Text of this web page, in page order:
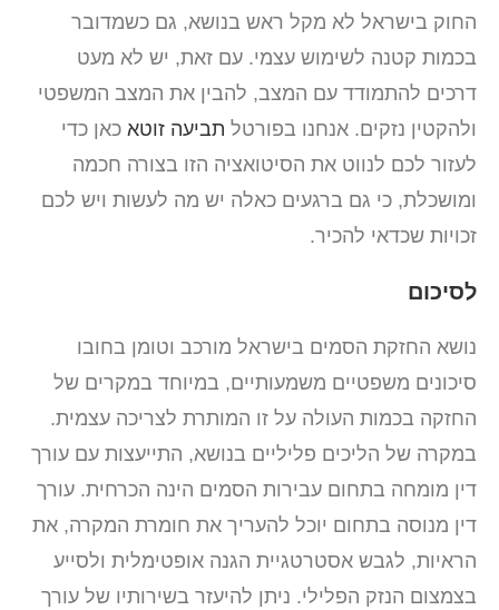
החוק בישראל לא מקל ראש בנושא, גם כשמדובר
בכמות קטנה לשימוש עצמי. עם זאת, יש לא מעט
דרכים להתמודד עם המצב, להבין את המצב המשפטי
ולהקטין נזקים. אנחנו בפורטל תביעה זוטא כאן כדי
לעזור לכם לנווט את הסיטואציה הזו בצורה חכמה
ומושכלת, כי גם ברגעים כאלה יש מה לעשות ויש לכם
זכויות שכדאי להכיר.
לסיכום
נושא החזקת הסמים בישראל מורכב וטומן בחובו
סיכונים משפטיים משמעותיים, במיוחד במקרים של
החזקה בכמות העולה על זו המותרת לצריכה עצמית.
במקרה של הליכים פליליים בנושא, התייעצות עם עורך
דין מומחה בתחום עבירות הסמים הינה הכרחית. עורך
דין מנוסה בתחום יוכל להעריך את חומרת המקרה, את
הראיות, לגבש אסטרטגיית הגנה אופטימלית ולסייע
בצמצום הנזק הפלילי. ניתן להיעזר בשירותיו של עורך